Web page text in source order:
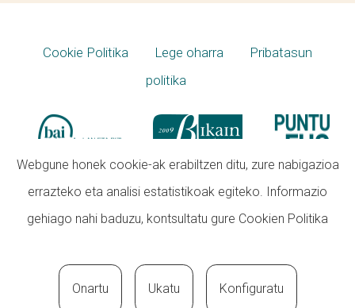
Cookie Politika Lege oharra
Pribatasun
politika
Webgune honek cookie-ak erabiltzen ditu, zure nabigazioa
errazteko eta analisi estatistikoak egiteko. Informazio
gehiago nahi baduzu, kontsultatu gure Cookien Politika
Onartu Ukatu Konfiguratu